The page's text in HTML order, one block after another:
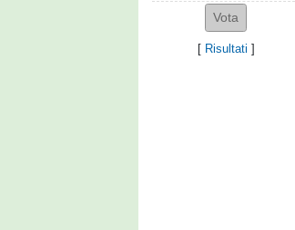
[ Risultati ]